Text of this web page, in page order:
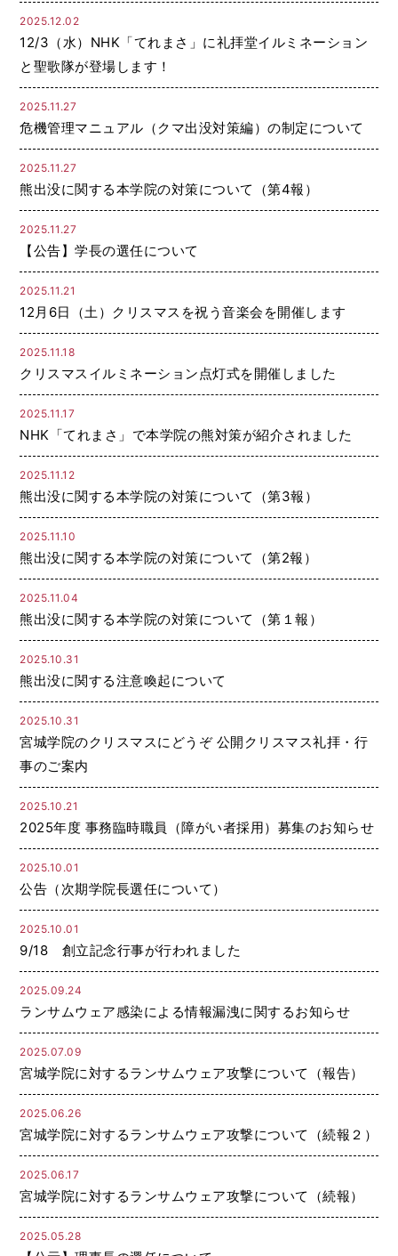
2025.12.02
12/3（水）NHK「てれまさ」に礼拝堂イルミネーション
と聖歌隊が登場します！
2025.11.27
危機管理マニュアル（クマ出没対策編）の制定について
2025.11.27
熊出没に関する本学院の対策について（第4報）
2025.11.27
【公告】学長の選任について
2025.11.21
12月6日（土）クリスマスを祝う音楽会を開催します
2025.11.18
クリスマスイルミネーション点灯式を開催しました
2025.11.17
NHK「てれまさ」で本学院の熊対策が紹介されました
2025.11.12
熊出没に関する本学院の対策について（第3報）
2025.11.10
熊出没に関する本学院の対策について（第2報）
2025.11.04
熊出没に関する本学院の対策について（第１報）
2025.10.31
熊出没に関する注意喚起について
2025.10.31
宮城学院のクリスマスにどうぞ 公開クリスマス礼拝・行
事のご案内
2025.10.21
2025年度 事務臨時職員（障がい者採用）募集のお知らせ
2025.10.01
公告（次期学院長選任について）
2025.10.01
9/18 創立記念行事が行われました
2025.09.24
ランサムウェア感染による情報漏洩に関するお知らせ
2025.07.09
宮城学院に対するランサムウェア攻撃について（報告）
2025.06.26
宮城学院に対するランサムウェア攻撃について（続報２）
2025.06.17
宮城学院に対するランサムウェア攻撃について（続報）
2025.05.28